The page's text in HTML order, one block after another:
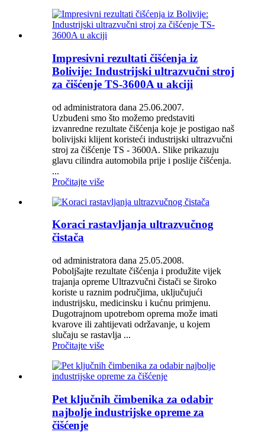
Impresivni rezultati čišćenja iz
Bolivije: Industrijski ultrazvučni stroj
za čišćenje TS-3600A u akciji
od administratora dana 25.06.2007.
Uzbuđeni smo što možemo predstaviti
izvanredne rezultate čišćenja koje je postigao naš
bolivijski klijent koristeći industrijski ultrazvučni
stroj za čišćenje TS - 3600A. Slike prikazuju
glavu cilindra automobila prije i poslije čišćenja.
...
Pročitajte više
Koraci rastavljanja ultrazvučnog
čistača
od administratora dana 25.05.2008.
Poboljšajte rezultate čišćenja i produžite vijek
trajanja opreme Ultrazvučni čistači se široko
koriste u raznim područjima, uključujući
industrijsku, medicinsku i kućnu primjenu.
Dugotrajnom upotrebom oprema može imati
kvarove ili zahtijevati održavanje, u kojem
slučaju se rastavlja ...
Pročitajte više
Pet ključnih čimbenika za odabir
najbolje industrijske opreme za
čišćenje